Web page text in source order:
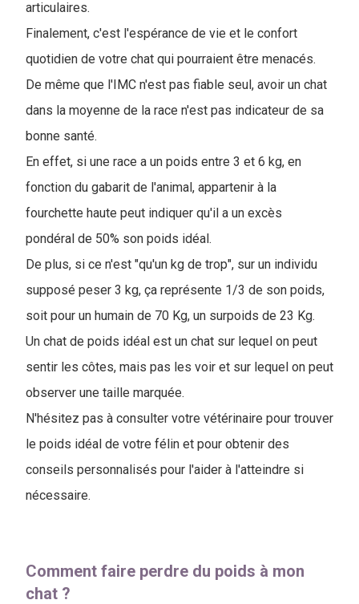
articulaires.
Finalement, c'est l'espérance de vie et le confort
quotidien de votre chat qui pourraient être menacés.
De même que l'IMC n'est pas fiable seul, avoir un chat
dans la moyenne de la race n'est pas indicateur de sa
bonne santé.
En effet, si une race a un poids entre 3 et 6 kg, en
fonction du gabarit de l'animal, appartenir à la
fourchette haute peut indiquer qu'il a un excès
pondéral de 50% son poids idéal.
De plus, si ce n'est "qu'un kg de trop", sur un individu
supposé peser 3 kg, ça représente 1/3 de son poids,
soit pour un humain de 70 Kg, un surpoids de 23 Kg.
Un chat de poids idéal est un chat sur lequel on peut
sentir les côtes, mais pas les voir et sur lequel on peut
observer une taille marquée.
N'hésitez pas à consulter votre vétérinaire pour trouver
le poids idéal de votre félin et pour obtenir des
conseils personnalisés pour l'aider à l'atteindre si
nécessaire.
Comment faire perdre du poids à mon
chat ?